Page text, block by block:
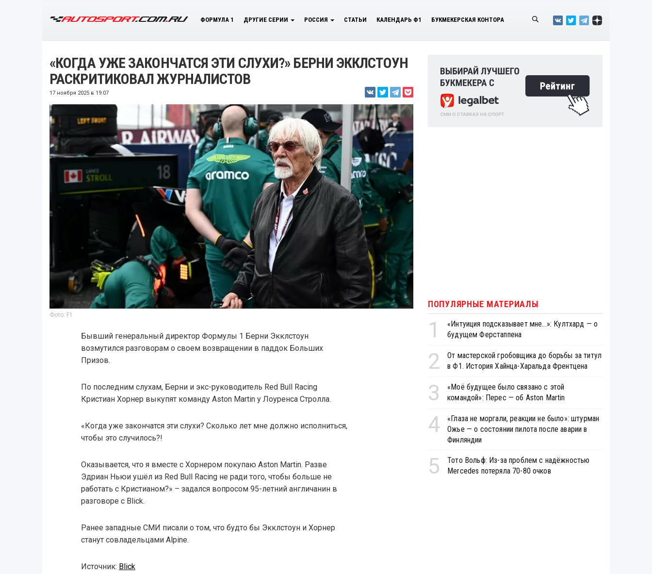
ФОРМУЛА 1 ДРУГИЕ СЕРИИ РОССИЯ СТАТЬИ КАЛЕНДАРЬ Ф1 БУКМЕКЕРСКАЯ КОНТОРА
«КОГДА УЖЕ ЗАКОНЧАТСЯ ЭТИ СЛУХИ?» БЕРНИ ЭККЛСТОУН
РАСКРИТИКОВАЛ ЖУРНАЛИСТОВ
17 ноября 2025 в 19:07
Фото: F1
Бывший генеральный директор Формулы 1 Берни Экклстоун
возмутился разговорам о своем возвращении в паддок Больших
Призов.
По последним слухам, Берни и экс-руководитель Red Bull Racing
Кристиан Хорнер выкупят команду Aston Martin у Лоуренса Стролла.
«Когда уже закончатся эти слухи? Сколько лет мне должно исполниться,
чтобы это случилось?!
Оказывается, что я вместе с Хорнером покупаю Aston Martin. Разве
Эдриан Ньюи ушёл из Red Bull Racing не ради того, чтобы больше не
работать с Кристианом?» – задался вопросом 95-летний англичанин в
разговоре с Blick.
Ранее западные СМИ писали о том, что будто бы Экклстоун и Хорнер
станут совладельцами Alpine.
Источник: Blick
ПОПУЛЯРНЫЕ МАТЕРИАЛЫ
1
«Интуиция подсказывает мне...»: Култхард — о
будущем Ферстаппена
2
От мастерской гробовщика до борьбы за титул
в Ф1. История Хайнца-Харальда Френтцена
3
«Моё будущее было связано с этой
командой»: Перес — об Aston Martin
4
«Глаза не моргали, реакции не было»: штурман
Ожье — о состоянии пилота после аварии в
Финляндии
5
Тото Вольф: Из-за проблем с надёжностью
Mercedes потеряла 70-80 очков